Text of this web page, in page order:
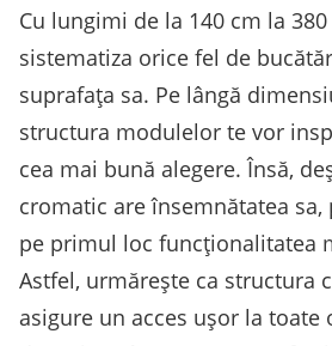
Cu lungimi de la 140 cm la
sistematiza orice fel de
suprafața sa. Pe lângă
structura modulelor te vor
cea mai bună alegere. Însă,
cromatic are însemnătatea
pe primul loc funcționalitatea
Astfel, urmărește ca structura
asigure un acces ușor la toate